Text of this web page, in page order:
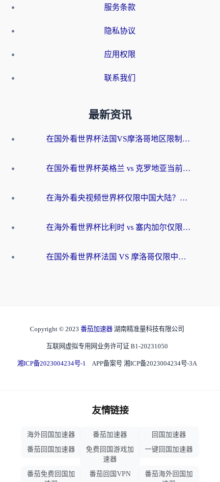
服务条款
隐私协议
应用权限
联系我们
最新资讯
在国外看世界杯法国VS摩洛哥地区限制？这篇指南让你流畅看中文解说无压力
在国外看世界杯英格兰 vs 克罗地亚当前地区不可播放？这篇指南帮你搞定所有海外观赛难题
在海外看央视频世界杯仅限中国大陆？这篇指南帮你解锁中文解说+无卡顿直播
在海外看世界杯比利时 vs 塞内加尔仅限中国大陆？我找到了最流畅的中文解说之路
在国外看世界杯法国 VS 摩洛哥仅限中国大陆？海外党这样看中文解说赛事不卡顿
Copyright © 2023 番茄加速器 湖南精准量科技有限公司
互联网虚拟专用网业务许可证 B1-20231050
湘ICP备2023004234号-1 APP备案号 湘ICP备2023004234号-3A
友情链接
海外回国加速器 番茄加速器
回国加速器
番茄回国加速器
免费回国游戏加
速器
一键回国加速器
番茄免费回国加
番茄回国VPN
番茄海外回国加